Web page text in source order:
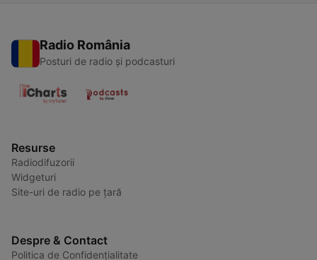
Radio România
Posturi de radio și podcasturi
Resurse
Radiodifuzorii
Widgeturi
Site-uri de radio pe țară
Despre & Contact
Politica de Confidențialitate